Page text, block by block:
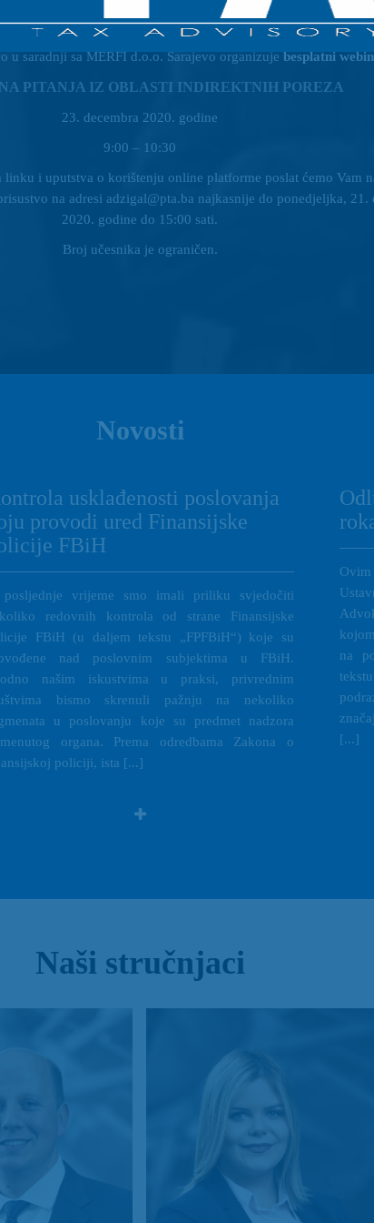
u saradnji sa MERFI d.o.o. Sarajevo organizujebesplatni
PITANJA IZ OBLASTI INDIREKTNIH POREZA
23. decembra 2020. godine
9:00 – 10:30
i uputstva o korištenju online platforme poslat ćemo Vam
na adresi adzigal@pta.ba najkasnije do ponedjeljka, 21.
2020. godine do 15:00 sati.
Broj učesnika je ograničen.
Novosti
usklađenosti poslovanja
provodi ured Finansijske
FBiH
vrijeme smo imali priliku svjedočiti
redovnih kontrola od strane Finansijske
FBiH (u daljem tekstu „FPFBiH“) koje su
nad poslovnim subjektima u FBiH.
našim iskustvima u praksi, privrednim
bismo skrenuli pažnju na nekoliko
u poslovanju koje su predmet nadzora
organa. Prema odredbama Zakona o
policiji, ista [...]
na
[...]
Naši stručnjaci